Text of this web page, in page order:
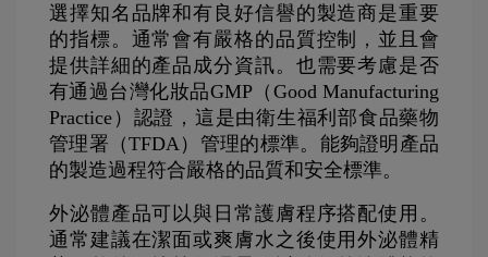
選擇知名品牌和有良好信譽的製造商是重要
的指標。通常會有嚴格的品質控制，並且會
提供詳細的產品成分資訊。也需要考慮是否
有通過台灣化妝品GMP（Good Manufacturing
Practice）認證，這是由衛生福利部食品藥物
管理署（TFDA）管理的標準。能夠證明產品
的製造過程符合嚴格的品質和安全標準。
外泌體產品可以與日常護膚程序搭配使用。
通常建議在潔面或爽膚水之後使用外泌體精